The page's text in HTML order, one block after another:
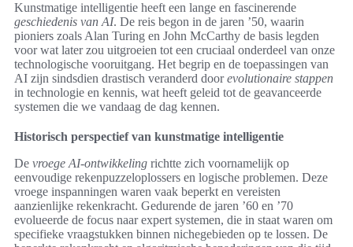
Kunstmatige intelligentie heeft een lange en fascinerende
geschiedenis van AI. De reis begon in de jaren ’50, waarin
pioniers zoals Alan Turing en John McCarthy de basis legden
voor wat later zou uitgroeien tot een cruciaal onderdeel van onze
technologische vooruitgang. Het begrip en de toepassingen van
AI zijn sindsdien drastisch veranderd doorevolutionaire stappen
in technologie en kennis, wat heeft geleid tot de geavanceerde
systemen die we vandaag de dag kennen.
Historisch perspectief van kunstmatige intelligentie
De vroege AI-ontwikkeling richtte zich voornamelijk op
eenvoudige rekenpuzzeloplossers en logische problemen. Deze
vroege inspanningen waren vaak beperkt en vereisten
aanzienlijke rekenkracht. Gedurende de jaren ’60 en ’70
evolueerde de focus naar expert systemen, die in staat waren om
specifieke vraagstukken binnen nichegebieden op te lossen. De